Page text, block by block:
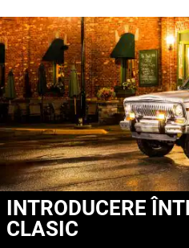
INTRODUCERE
CLASIC